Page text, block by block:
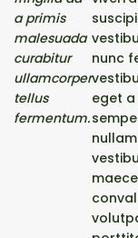
a primis
malesuada
curabitur
ullamcorper
tellus
fermentum.
nunc
eget a
nullam